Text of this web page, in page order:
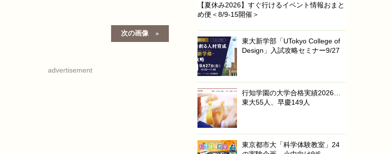
次の画像
advertisement
【夏休み2026】すぐ行けるイベント情報おまと
め便＜8/9-15開催＞
東大新学部「UTokyo College of
Design」入試攻略セミナー9/27
行知学園の大学合格実績2026…
東大55人、早慶149人
東京都市大「科学体験教室」24